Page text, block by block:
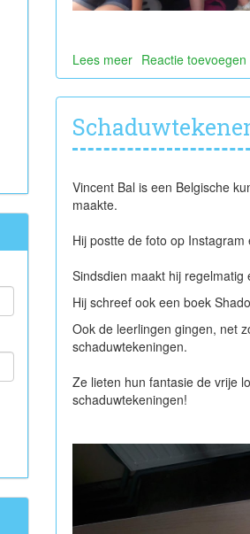
Lees meerover
Varen
op
kanaal
Bossuit-
Reactie toevoegen
Vincent Bal is een Belgische
maakte.
Hij postte de foto op
Sindsdien maakt hij regelmatig
Hij schreef ook een boek
Ook de leerlingen gingen, net
schaduwtekeningen.
Ze lieten hun fantasie de vrije
schaduwtekeningen!